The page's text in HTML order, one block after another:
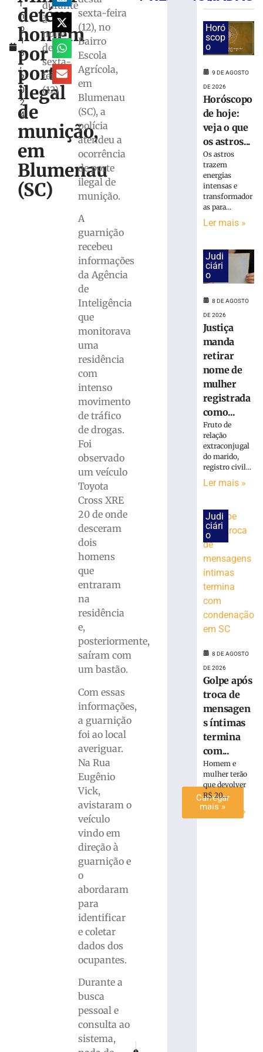
l
h
o
1
3
,
2
0
2
4
detém
homem
por
porte
ilegal
de
munição,
em
Blumenau
(SC)
durante
à
noite
desta
sexta-
feira
(12)
sexta-feira
(12), no
Bairro
Escola
Agrícola,
em
Blumenau
(SC), a
polícia
atendeu a
ocorrência
de porte
ilegal de
munição.
A
guarnição
recebeu
informações
da Agência
de
Inteligência
que
monitorava
uma
residência
com
intenso
movimento
de tráfico
de drogas.
Foi
observado
um veículo
Toyota
Cross XRE
20 de onde
desceram
dois
homens
que
entraram
na
residência
e,
posteriormente,
saíram com
um bastão.
Com essas
informações,
a guarnição
foi ao local
averiguar.
Na Rua
Eugênio
Vick,
avistaram o
veículo
vindo em
direção à
guarnição e
o
abordaram
para
identificar
e coletar
dados dos
ocupantes.
Durante a
busca
pessoal e
consulta ao
sistema,
mulher
exige
transferências
bancárias
após
apresentar
problemas
Homem
calçada,
pista
atropelado
Bento
agosto
Homem
preso
com
quase
Blumenau
agosto
Carregar
mais »
Horó
scop
o
9 DE AGOSTO
DE 2026
Horóscopo
de hoje:
veja o que
os astros...
Os astros
trazem
energias
intensas e
transformador
as para...
Ler mais »
Judi
ciári
o
8 DE AGOSTO
DE 2026
Justiça
manda
retirar
nome de
mulher
registrada
como...
Fruto de
relação
extraconjugal
do marido,
registro civil...
Ler mais »
Judi
ciári
o
8 DE AGOSTO
DE 2026
Golpe após
troca de
mensagen
s íntimas
termina
com...
Homem e
mulher terão
que devolver
R$ 20...
Ler mais »